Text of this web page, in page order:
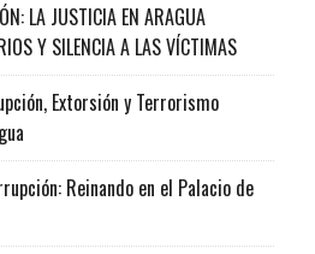
LA JUSTICIA EN ARAGUA
Y SILENCIA A LAS VÍCTIMAS
Extorsión y Terrorismo
Reinando en el Palacio de